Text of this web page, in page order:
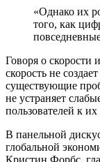
«Однако их
того, как
Говоря о скорости
скорость не
существующие
не устраняет
пользователей к их
В панельной
глобальной
Кристин Форбс,